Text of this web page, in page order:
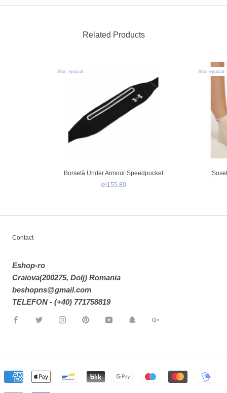
Related Products
Stoc epuizat
Borsetă Under Armour Speedpocket
lei155.80
Stoc epuizat
Contact
Eshop-ro
Craiova(200275, Dolj) Romania
beshopns@gmail.com
TELEFON - (+40) 771758819